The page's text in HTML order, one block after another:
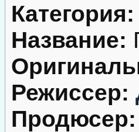
Категория:
Название:
Режиссер:
Продюсер: